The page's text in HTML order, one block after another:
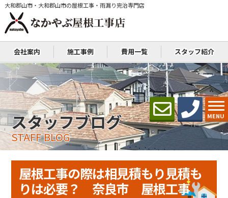
大和郡山市・大和郡山市の屋根工事・雨漏り完治専門店
MENU
会社案内 施工事例 費用一覧 スタッフ紹介
スタッフブログ
STAFF BLOG
屋根工事の際は相見積もり見積も
りは必要？ 奈良市 屋根工事